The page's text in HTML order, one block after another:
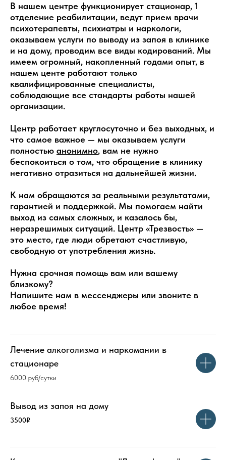
В нашем центре функционирует стационар, 1
отделение реабилитации, ведут прием врачи
психотерапевты, психиатры и наркологи,
оказываем услуги по выводу из запоя в клинике
и на дому, проводим все виды кодирований. Мы
имеем огромный, накопленный годами опыт, в
нашем центе работают только
квалифицированные специалисты,
соблюдающие все стандарты работы нашей
организации.
Центр работает круглосуточно и без выходных, и
что самое важное — мы оказываем услуги
полностью анонимно, вам не нужно
беспокоиться о том, что обращение в клинику
негативно отразиться на дальнейшей жизни.
К нам обращаются за реальными результатами,
гарантией и поддержкой. Мы помогаем найти
выход из самых сложных, и казалось бы,
неразрешимых ситуаций. Центр «Трезвость» —
это место, где люди обретают счастливую,
свободную от употребления жизнь.
Нужна срочная помощь вам или вашему
близкому?
Напишите нам в мессенджеры или звоните в
любое время!
Лечение алкоголизма и наркомании в
стационаре
6000 руб/сутки
Вывод из запоя на дому
3500₽